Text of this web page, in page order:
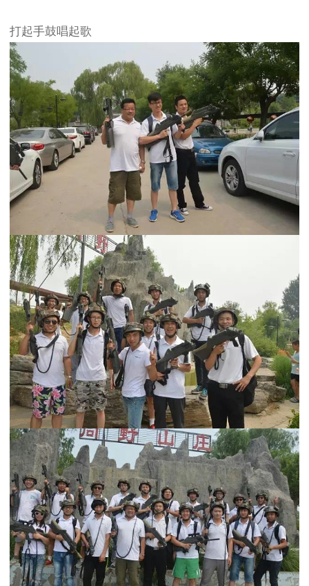
打起手鼓唱起歌